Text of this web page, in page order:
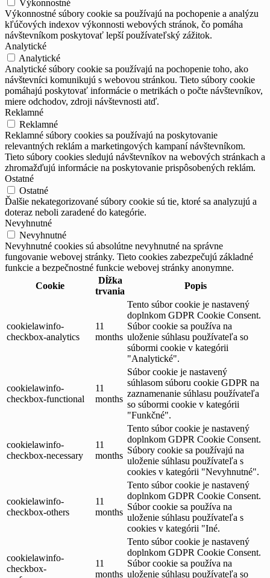
Výkonnostné
Výkonnostné súbory cookie sa používajú na pochopenie a analýzu
kľúčových indexov výkonnosti webových stránok, čo pomáha
návštevníkom poskytovať lepší používateľský zážitok.
Analytické
Analytické
Analytické súbory cookie sa používajú na pochopenie toho, ako
návštevníci komunikujú s webovou stránkou. Tieto súbory cookie
pomáhajú poskytovať informácie o metrikách o počte návštevníkov,
miere odchodov, zdroji návštevnosti atď.
Reklamné
Reklamné
Reklamné súbory cookies sa používajú na poskytovanie
relevantných reklám a marketingových kampaní návštevníkom.
Tieto súbory cookies sledujú návštevníkov na webových stránkach a
zhromažďujú informácie na poskytovanie prispôsobených reklám.
Ostatné
Ostatné
Ďalšie nekategorizované súbory cookie sú tie, ktoré sa analyzujú a
doteraz neboli zaradené do kategórie.
Nevyhnutné
Nevyhnutné
Nevyhnutné cookies sú absolútne nevyhnutné na správne
fungovanie webovej stránky. Tieto cookies zabezpečujú základné
funkcie a bezpečnostné funkcie webovej stránky anonymne.
Cookie
Dĺžka
trvania
Popis
cookielawinfo-
checkbox-analytics
11
months
Tento súbor cookie je nastavený
doplnkom GDPR Cookie Consent.
Súbor cookie sa používa na
uloženie súhlasu používateľa so
súbormi cookie v kategórii
"Analytické".
cookielawinfo-
checkbox-functional
11
months
Súbor cookie je nastavený
súhlasom súboru cookie GDPR na
zaznamenanie súhlasu používateľa
so súbormi cookie v kategórii
"Funkčné".
cookielawinfo-
checkbox-necessary
11
months
Tento súbor cookie je nastavený
doplnkom GDPR Cookie Consent.
Súbory cookie sa používajú na
uloženie súhlasu používateľa s
cookies v kategórii "Nevyhnutné".
cookielawinfo-
checkbox-others
11
months
Tento súbor cookie je nastavený
doplnkom GDPR Cookie Consent.
Súbor cookie sa používa na
uloženie súhlasu používateľa s
cookies v kategórii "Iné.
cookielawinfo-
checkbox-
11
months
Tento súbor cookie je nastavený
doplnkom GDPR Cookie Consent.
Súbor cookie sa používa na
uloženie súhlasu používateľa so